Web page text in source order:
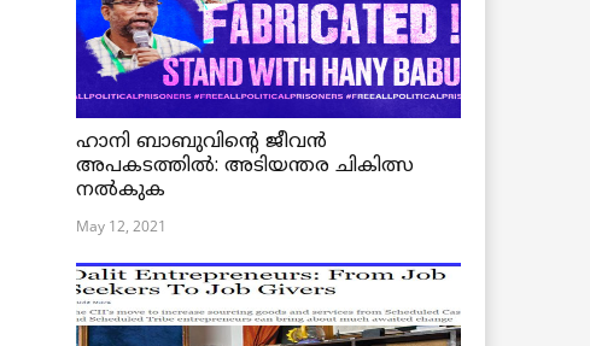
ഹാനി ബാബുവിന്റെ ജീവൻ
അപകടത്തിൽ: അടിയന്തര ചികിത്സ
നൽകുക
May 12, 2021